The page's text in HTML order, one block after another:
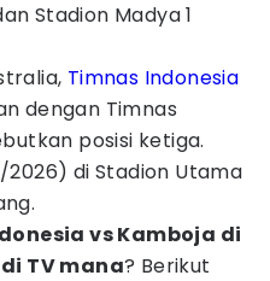
Stadion Madya 1
Timnas Indonesia
dengan Timnas
posisi ketiga.
2026) di Stadion Utama
vs Kamboja di
TV mana? Berikut